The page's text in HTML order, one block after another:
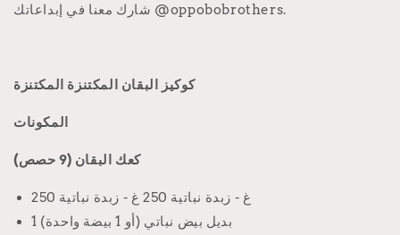
شارك معنا في إبداعاتك @oppobobrothers.
كوكيز البقان المكتنزة المكتنزة
المكونات
كعك البقان (9 حصص)
250 غ - زبدة نباتية 250 غ - زبدة نباتية
1 بديل بيض نباتي (أو 1 بيضة واحدة)